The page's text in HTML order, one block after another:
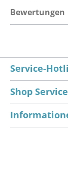
Bewertungen
Service-
Shop Service